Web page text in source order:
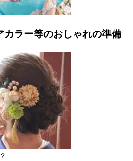
ラー等のおしゃれの準備